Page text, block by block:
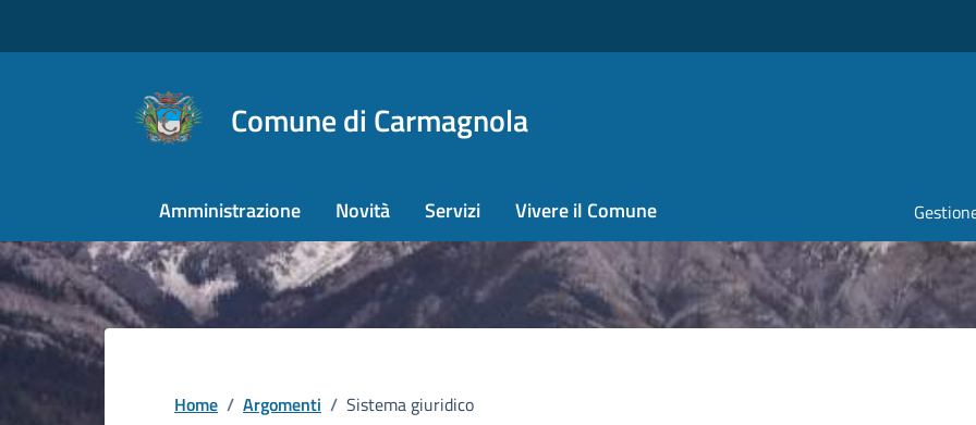
Comune di Carmagnola
Amministrazione Novità Servizi Vivere il Comune
Home / Argomenti / Sistema giuridico